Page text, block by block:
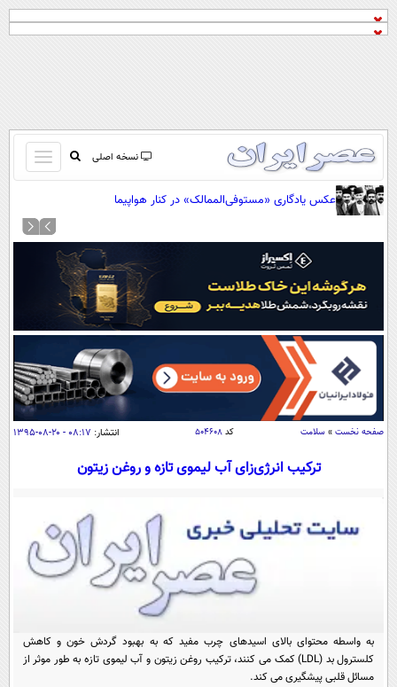
نسخه اصلی
باز
و
کردن
صفحه اول
آرشیو
نظرسنجی
آب و هوا
اوقات شرعی
سواد زندگی
اقتصاد
اقتصادی
جامعه
حوادث
سلامت
یک برش دانایی
سفر و تفریح
بین الملل
علم و دانش
علمی
گوناگون
عکس یادگاری «مستوفی‌الممالک» در کنار هواپیما
صفحه نخست » سلامت کد۵۰۴۶۰۸ انتشار: ۰۸:۱۷ - ۲۰-۰۸-۱۳۹۵
ترکیب انرژی‌زای آب لیموی تازه و روغن زیتون
به واسطه محتوای بالای اسیدهای چرب مفید که به بهبود گردش خون و کاهش
کلسترول بد (LDL) کمک می کنند، ترکیب روغن زیتون و آب لیموی تازه به طور موثر از
مسائل قلبی پیشگیری می کند.